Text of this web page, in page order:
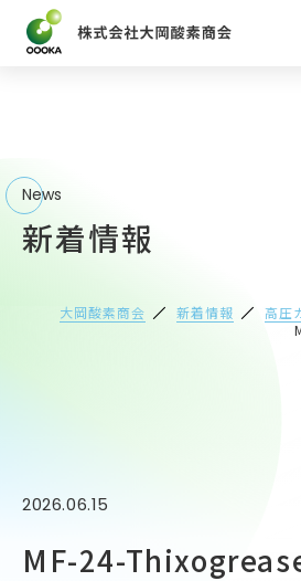
News
新着情報
大岡酸素商会 新着情報
高圧
2026.06.15
MF-24-